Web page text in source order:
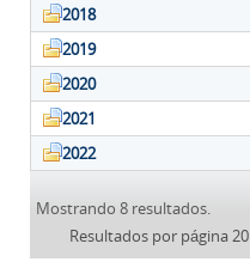
2018
2019
2020
2021
2022
Mostrando 8 resultados.
Resultados por página 20